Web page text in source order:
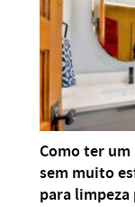
Como ter
sem muito
para